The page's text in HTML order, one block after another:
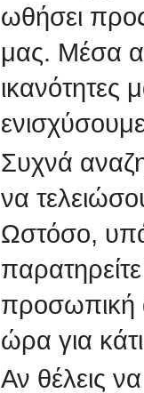
ωθήσει
μας. Μέσα
ικανότητες
Συχνά
να
Ωστόσο,
προσωπική
ώρα για
Αν θέλεις